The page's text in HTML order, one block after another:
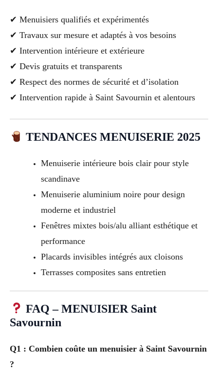
✔ Menuisiers qualifiés et expérimentés
✔ Travaux sur mesure et adaptés à vos besoins
✔ Intervention intérieure et extérieure
✔ Devis gratuits et transparents
✔ Respect des normes de sécurité et d’isolation
✔ Intervention rapide à Saint Savournin et alentours
TENDANCES MENUISERIE 2025
Menuiserie intérieure bois clair pour style
scandinave
Menuiserie aluminium noire pour design
moderne et industriel
Fenêtres mixtes bois/alu alliant esthétique et
performance
Placards invisibles intégrés aux cloisons
Terrasses composites sans entretien
FAQ – MENUISIER Saint
Savournin
Q1 : Combien coûte un menuisier à Saint Savournin
?